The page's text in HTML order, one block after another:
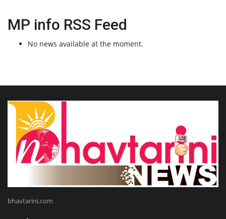
MP info RSS Feed
No news available at the moment.
bhavtarini.com